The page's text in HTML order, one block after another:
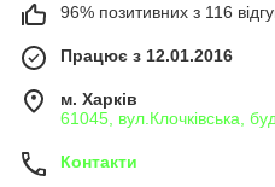
96% позитивних з 116
Працює з 12.01.2016
м. Харків
61045, вул.Клочківська,
Контакти